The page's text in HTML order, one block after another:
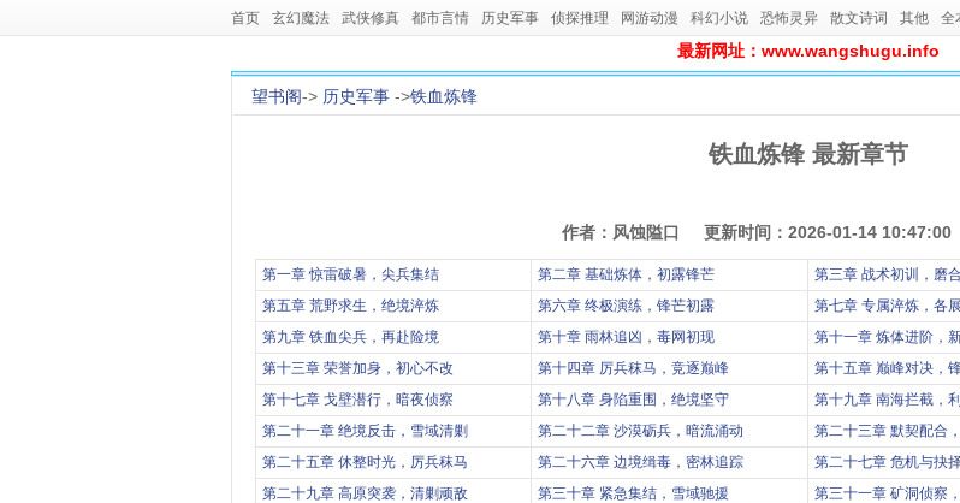
首页 玄幻魔法 武侠修真 都市言情 历史军事 侦探推理 网游动漫 科幻小说 恐怖灵异 散文诗词 其他 全
最新网址：www.wangshugu.info
望书阁-> 历史军事 ->铁血炼锋
铁血炼锋 最新章节
作者：风蚀隘口 更新时间：2026-01-14
第一章 惊雷破暑，尖兵集结 第二章 基础炼体，初露锋芒 第三章 战术初训，磨
第五章 荒野求生，绝境淬炼
第六章 终极演练，锋芒初露 第七章 专属淬炼，各
第九章 铁血尖兵，再赴险境
第十章 雨林追凶，毒网初现 第十一章 炼体进阶，
第十三章 荣誉加身，初心不改
第十四章 厉兵秣马，竞逐巅峰 第十五章 巅峰对决，
第十七章 戈壁潜行，暗夜侦察
第十八章 身陷重围，绝境坚守 第十九章 南海拦截，
第二十一章 绝境反击，雪域清剿
第二十二章 沙漠砺兵，暗流涌动 第二十三章 默契配合
第二十五章 休整时光，厉兵秣马
第二十六章 边境缉毒，密林追踪 第二十七章 危机与抉
第二十九章 高原突袭，清剿顽敌
第三十章 紧急集结，雪域驰援 第三十一章 矿洞侦察